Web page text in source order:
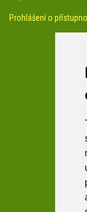
Prohlášení o